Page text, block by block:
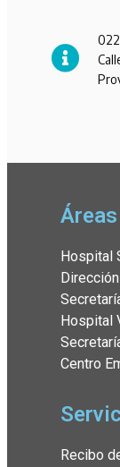
Áreas
Hospital
Hospital
Centro
Recibo